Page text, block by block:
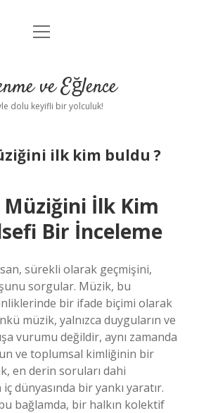
Anasayfa
Yasal Uyarı
menüyü
ve Eğlence
dolu keyifli bir yolculuk!
ilk kim buldu ?
İlk Kim
Bir İnceleme
sürekli olarak geçmişini,
sorgular. Müzik, bu
bir ifade biçimi olarak
müzik, yalnızca duyguların ve
vurumu değildir, aynı zamanda
ve toplumsal kimliğinin bir
en derin soruları dahi
dünyasında bir yankı yaratır.
bağlamda, bir halkın kolektif